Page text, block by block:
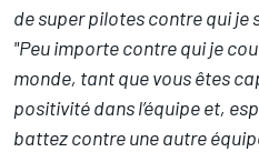
de super pilotes contre qui je
"Peu importe contre qui je
monde, tant que vous êtes
positivité dans l’équipe et,
battez contre une autre